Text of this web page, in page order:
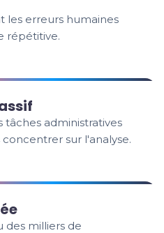
les erreurs humaines
répétitive.
tâches administratives
sur l'analyse.
des milliers de